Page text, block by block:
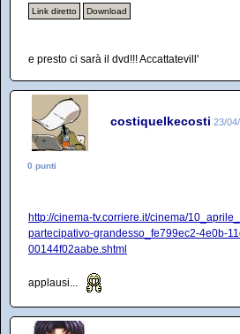
Link diretto Download
e presto ci sarà il dvd!!! Accattatevill'
costiquelkecosti 23/
0 punti
http://cinema-tv.corriere.it/cinema/
partecipativo-grandesso_fe799ec2-4e0b-
00144f02aabe.shtml
applausi...